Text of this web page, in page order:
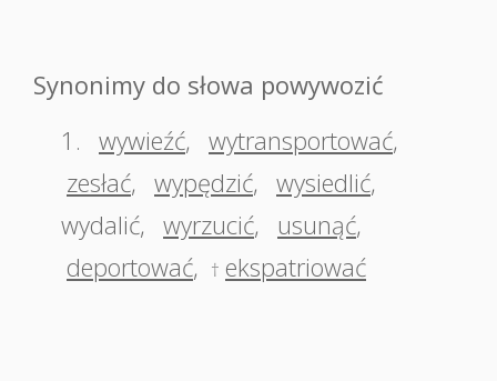
Synonimy do słowa powywozić
1. wywieźć, wytransportować,
zesłać, wypędzić, wysiedlić,
wydalić, wyrzucić, usunąć,
deportować, † ekspatriować